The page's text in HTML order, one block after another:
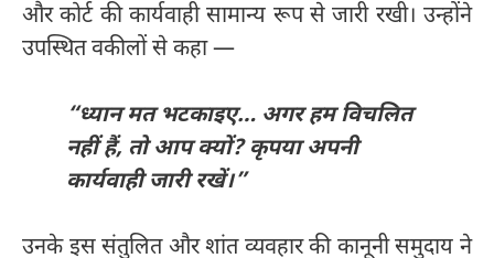
और कोर्ट की कार्यवाही सामान्य रूप से जारी रखी। उन्होंने
उपस्थित वकीलों से कहा —
“ध्यान मत भटकाइए… अगर हम विचलित
नहीं हैं, तो आप क्यों? कृपया अपनी
कार्यवाही जारी रखें।”
उनके इस संतुलित और शांत व्यवहार की कानूनी समुदाय ने